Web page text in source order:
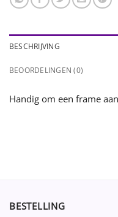
BESCHRIJVING
BEOORDELINGEN (0)
Handig om een frame
BESTELLING